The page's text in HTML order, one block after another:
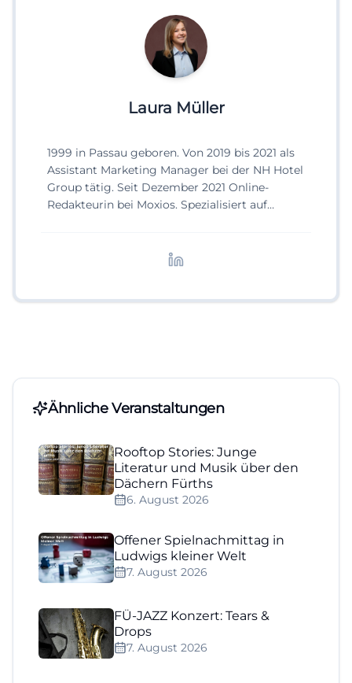
Laura Müller
1999 in Passau geboren. Von 2019 bis 2021 als
Assistant Marketing Manager bei der NH Hotel
Group tätig. Seit Dezember 2021 Online-
Redakteurin bei Moxios. Spezialisiert auf
Ähnliche Veranstaltungen
Rooftop Stories: Junge
Literatur und Musik über den
Dächern Fürths
6. August 2026
Offener Spielnachmittag in
Ludwigs kleiner Welt
7. August 2026
FÜ-JAZZ Konzert: Tears &
Drops
7. August 2026